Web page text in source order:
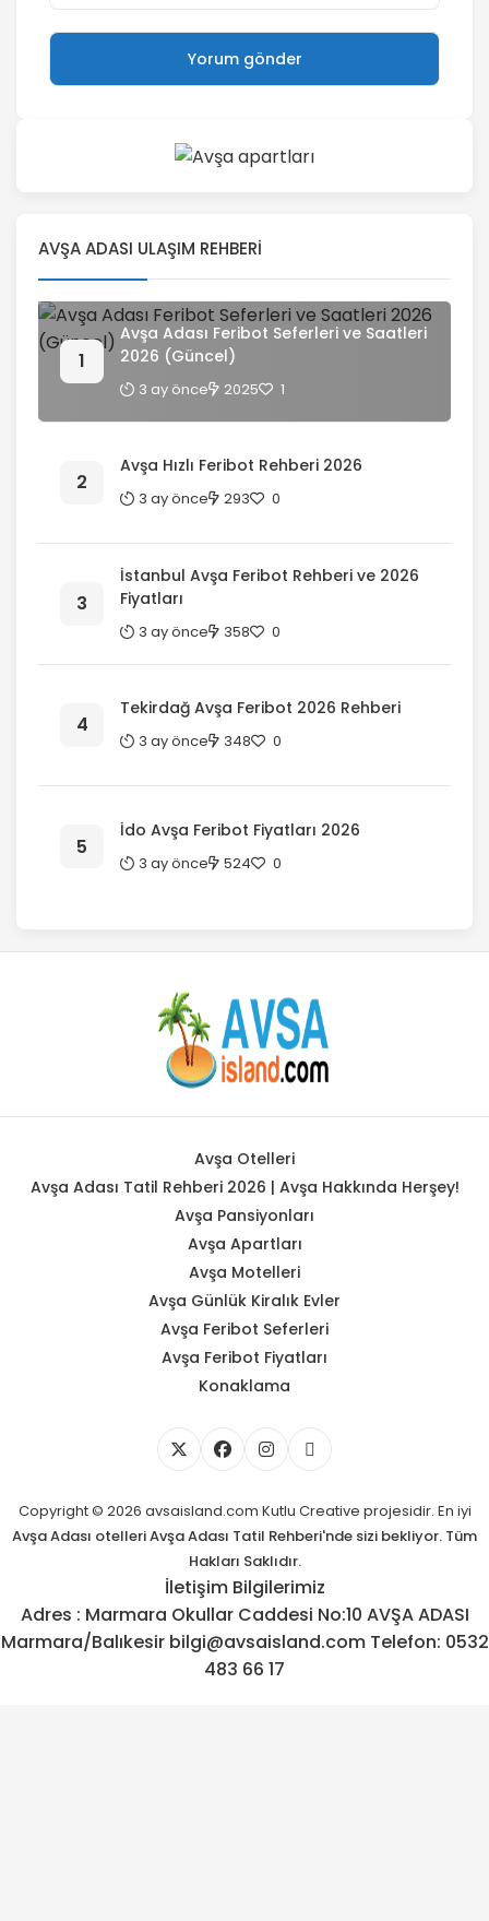
AVŞA ADASI ULAŞIM REHBERI
Avşa Adası Feribot Seferleri ve Saatleri
2026 (Güncel)
3 ay önce 2025 1
Avşa Hızlı Feribot Rehberi 2026
3 ay önce 293 0
İstanbul Avşa Feribot Rehberi ve 2026
Fiyatları
3 ay önce 358 0
Tekirdağ Avşa Feribot 2026 Rehberi
3 ay önce 348 0
İdo Avşa Feribot Fiyatları 2026
3 ay önce 524 0
Avşa Otelleri
Avşa Adası Tatil Rehberi 2026 | Avşa Hakkında Herşey!
Avşa Pansiyonları
Avşa Apartları
Avşa Motelleri
Avşa Günlük Kiralık Evler
Avşa Feribot Seferleri
Avşa Feribot Fiyatları
Konaklama
Copyright © 2026 avsaisland.com Kutlu Creative projesidir. En iyi
Avşa Adası otelleriAvşa Adası Tatil Rehberi'nde sizi bekliyor. Tüm
Hakları Saklıdır.
İletişim Bilgilerimiz
Adres : Marmara Okullar Caddesi No:10 AVŞA ADASI
Marmara/Balıkesir bilgi@avsaisland.com Telefon: 0532
483 66 17